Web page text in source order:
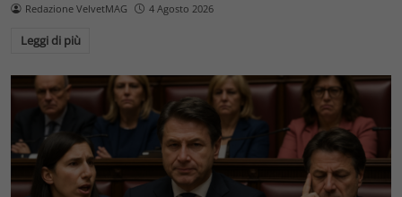
Redazione VelvetMAG 4 Agosto 2026
Leggi di più